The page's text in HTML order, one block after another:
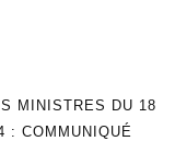
MINISTRES DU 18
: COMMUNIQUÉ